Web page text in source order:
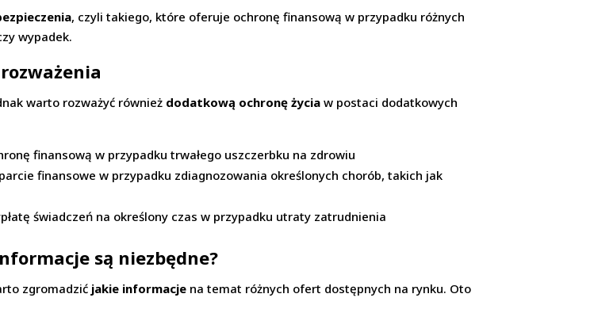
, czyli takiego, które oferuje ochronę finansową w przypadku różnych
wypadek.
warto rozważyć również dodatkową ochronę życia w postaci dodatkowych
finansową w przypadku trwałego uszczerbku na zdrowiu
finansowe w przypadku zdiagnozowania określonych chorób, takich jak
świadczeń na określony czas w przypadku utraty zatrudnienia
są niezbędne?
zgromadzić jakie informacje na temat różnych ofert dostępnych na rynku. Oto